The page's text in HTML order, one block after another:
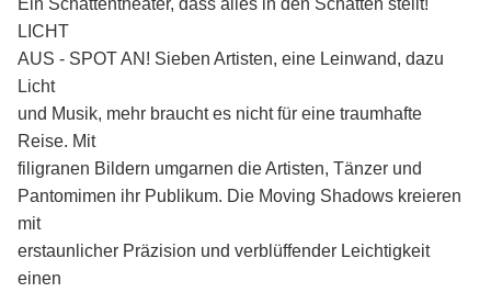
Ein Schattentheater, dass alles in den Schatten stellt!
LICHT
AUS - SPOT AN! Sieben Artisten, eine Leinwand, dazu
Licht
und Musik, mehr braucht es nicht für eine traumhafte
Reise. Mit
filigranen Bildern umgarnen die Artisten, Tänzer und
Pantomimen ihr Publikum. Die Moving Shadows kreieren
mit
erstaunlicher Präzision und verblüffender Leichtigkeit
einen